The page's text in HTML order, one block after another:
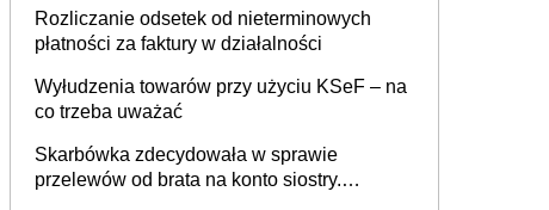
Rozliczanie odsetek od nieterminowych
płatności za faktury w działalności
Wyłudzenia towarów przy użyciu KSeF – na
co trzeba uważać
Skarbówka zdecydowała w sprawie
przelewów od brata na konto siostry.